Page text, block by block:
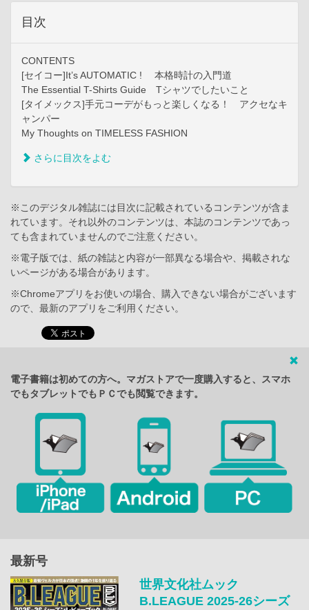
目次
CONTENTS
[セイコー]It’s AUTOMATIC ! 本格時計の入門道
The Essential T-Shirts Guide Tシャツでしたいこと
[タイメックス]手元コーデがもっと楽しくなる！ アクセなキ
ャンパー
My Thoughts on TIMELESS FASHION
さらに目次をよむ
※このデジタル雑誌には目次に記載されているコンテンツが含ま
れています。それ以外のコンテンツは、本誌のコンテンツであっ
ても含まれていませんのでご注意ください。
※電子版では、紙の雑誌と内容が一部異なる場合や、掲載されな
いページがある場合があります。
※Chromeアプリをお使いの場合、購入できない場合がございます
ので、最新のアプリをご利用ください。
電子書籍は初めての方へ。マガストアで一度購入すると、スマホ
でもタブレットでもＰＣでも閲覧できます。
最新号
世界文化社ムック
B.LEAGUE 2025-26シーズ